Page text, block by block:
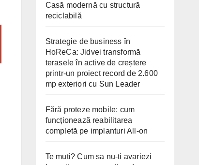
Casă modernă cu structură
reciclabilă
Strategie de business în
HoReCa: Jidvei transformă
terasele în active de creștere
printr-un proiect record de 2.600
mp exteriori cu Sun Leader
Fără proteze mobile: cum
funcționează reabilitarea
completă pe implanturi All-on
Te muti? Cum sa nu-ti avariezi